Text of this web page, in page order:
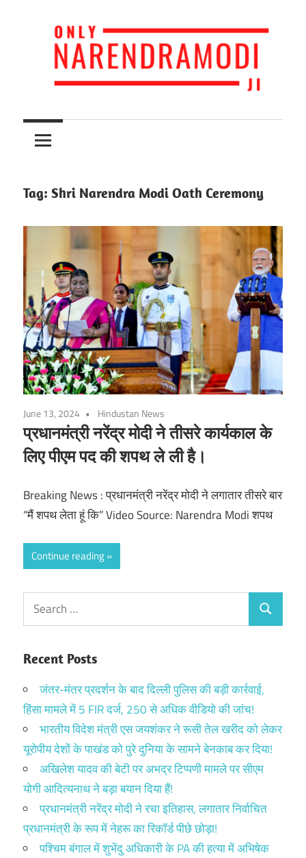
content
Only
Narendra
Modiji
Modi
Loves
Tag: Shri Narendra Modi Oath Ceremony
June 13, 2024 Hindustan News
प्रधानमंत्री नरेंद्र मोदी ने तीसरे कार्यकाल के
लिए पीएम पद की शपथ ले ली है।
Breaking News : प्रधानमंत्री नरेंद्र मोदी ने लगातार तीसरे बार
“मैं शपथ लेता हूं कि” Video Source: Narendra Modi शपथ
Continue reading
Search
for:
Search
Recent Posts
जंतर-मंतर प्रदर्शन के बाद दिल्ली पुलिस की बड़ी कार्रवाई,
हिंसा मामले में 5 FIR दर्ज, 250 से अधिक वीडियो की जांच!
भारतीय विदेश मंत्री एस जयशंकर ने रूसी तेल खरीद को लेकर
यूरोपीय देशों के पाखंड को पुरे दुनिया के सामने बेनकाब कर दिया!
अखिलेश यादव की बेटी पर अभद्र टिप्पणी मामले पर सीएम
योगी आदित्यनाथ ने बड़ा बयान दिया हैं!
प्रधानमंत्री नरेंद्र मोदी ने रचा इतिहास, लगातार निर्वाचित
प्रधानमंत्री के रूप में नेहरू का रिकॉर्ड पीछे छोड़ा!
पश्चिम बंगाल में शुभेंदु अधिकारी के PA की हत्या में अभिषेक